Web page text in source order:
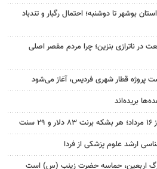
بوشهر تا دوشنبه؛ احتمال رگبار و تندباد
در ناترازی بنزین؛ چرا مردم مقصر اصلی
پروژه قطار شهری فردیس، آغاز می‌شود
بریده‌اند
ارشد علوم پزشکی از فردا
اربعین، حماسه حضرت زینب (س) است